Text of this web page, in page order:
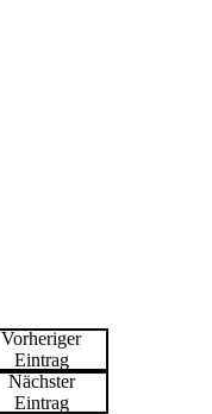
Vorheriger
Eintrag
Nächster
Eintrag